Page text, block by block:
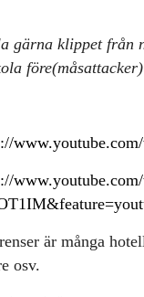
gärna klippet från
är många
osv.